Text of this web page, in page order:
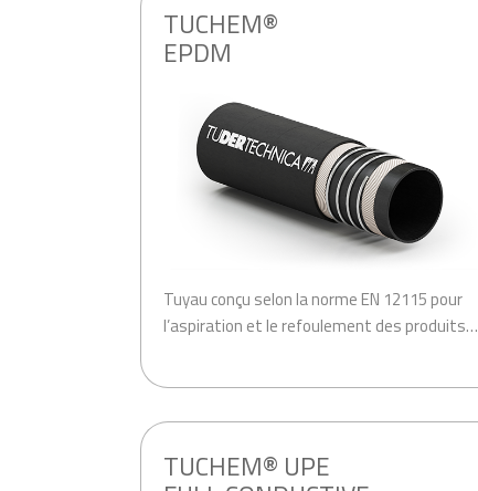
TUCHEM®
EPDM
Tuyau conçu selon la norme EN 12115 pour
l’aspiration et le refoulement des produits…
TUCHEM® UPE